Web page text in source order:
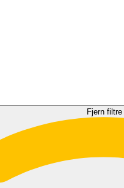
Fjern filtre